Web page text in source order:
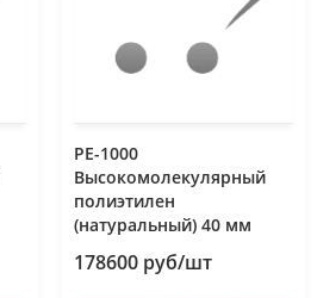
РЕ-1000
Высокомолекулярный
полиэтилен
(натуральный) 40 мм
178600 руб/шт